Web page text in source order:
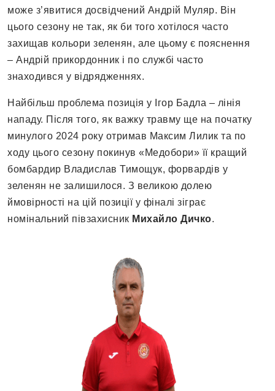
може з’явитися досвідчений Андрій Муляр. Він
цього сезону не так, як би того хотілося часто
захищав кольори зеленян, але цьому є пояснення
– Андрій прикордонник і по службі часто
знаходився у відрядженнях.
Найбільш проблема позиція у Ігор Бадла – лінія
нападу. Після того, як важку травму ще на початку
минулого 2024 року отримав Максим Лилик та по
ходу цього сезону покинув «Медобори» її кращий
бомбардир Владислав Тимощук, форвардів у
зеленян не залишилося. З великою долею
ймовірності на цій позиції у фіналі зіграє
номінальний півзахисник Михайло Дичко.